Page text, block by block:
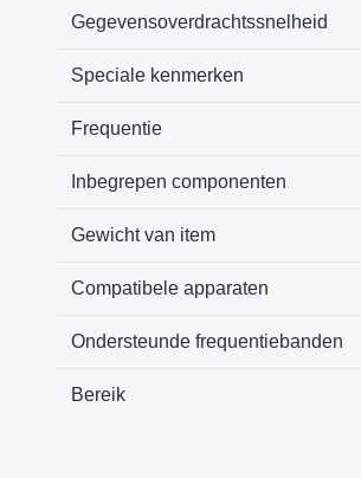
Gegevensoverdrachtssnelheid
Speciale kenmerken
Frequentie
Inbegrepen componenten
Gewicht van item
Compatibele apparaten
Ondersteunde frequentiebanden
Bereik